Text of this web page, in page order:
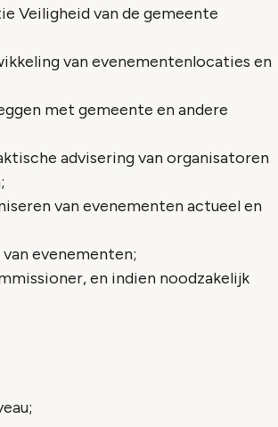
Veiligheid van de gemeente
van evenementenlocaties en
met gemeente en andere
advisering van organisatoren
van evenementen actueel en
evenementen;
en indien noodzakelijk